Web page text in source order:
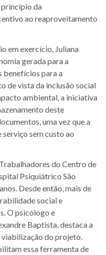
princípio da
ao reaproveitamento
em exercício, Juliana
gerada para a
benefícios para a
de vista da inclusão social
ambiental, a iniciativa
deste
uma vez que a
sem custo ao
do Centro de
Psiquiátrico São
Desde então, mais de
social e
O psicólogo e
Baptista, destaca a
viabilização do projeto.
essa ferramenta de